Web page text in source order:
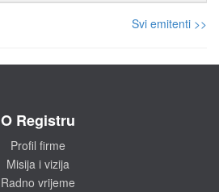
Svi emitenti >>
O Registru
Profil firme
Misija i vizija
Radno vrijeme